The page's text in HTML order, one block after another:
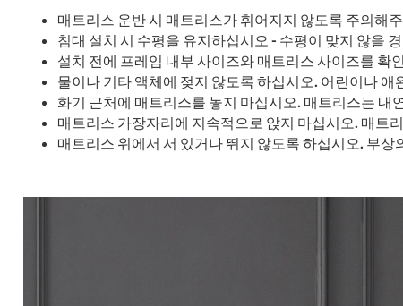
매트리스 운반 시 매트리스가 휘어지지 않도록 주의해
침대 설치 시 수평을 유지하십시오 - 수평이 맞지 않을
설치 전에 프레임 내부 사이즈와 매트리스 사이즈를 확
물이나 기타 액체에 젖지 않도록 하십시오. 어린이나
화기 근처에 매트리스를 놓지 마십시오. 매트리스는 내
매트리스 가장자리에 지속적으로 앉지 마십시오. 매트
매트리스 위에서 서 있거나 뛰지 않도록 하십시오. 부상